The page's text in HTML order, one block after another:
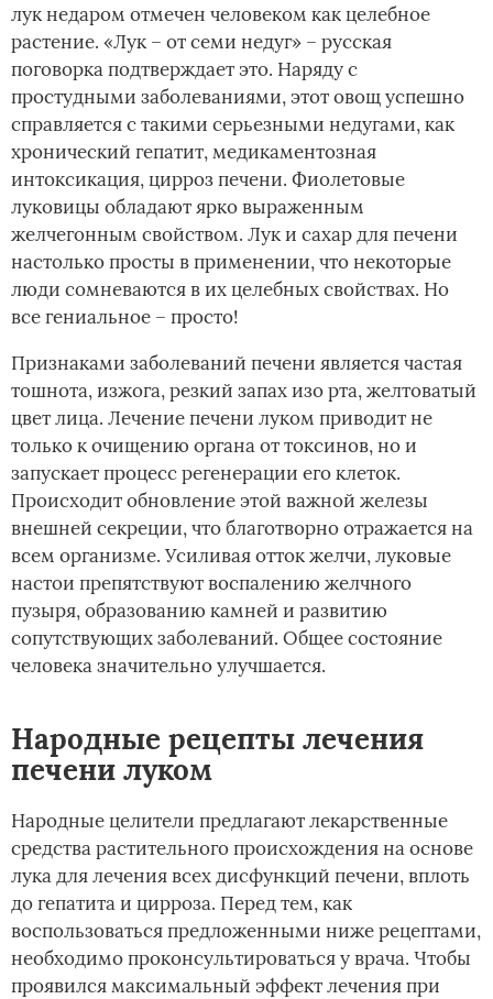
лук недаром отмечен человеком как целебное
растение. «Лук – от семи недуг» – русская
поговорка подтверждает это. Наряду с
простудными заболеваниями, этот овощ успешно
справляется с такими серьезными недугами, как
хронический гепатит, медикаментозная
интоксикация, цирроз печени. Фиолетовые
луковицы обладают ярко выраженным
желчегонным свойством. Лук и сахар для печени
настолько просты в применении, что некоторые
люди сомневаются в их целебных свойствах. Но
все гениальное – просто!
Признаками заболеваний печени является частая
тошнота, изжога, резкий запах изо рта, желтоватый
цвет лица. Лечение печени луком приводит не
только к очищению органа от токсинов, но и
запускает процесс регенерации его клеток.
Происходит обновление этой важной железы
внешней секреции, что благотворно отражается на
всем организме. Усиливая отток желчи, луковые
настои препятствуют воспалению желчного
пузыря, образованию камней и развитию
сопутствующих заболеваний. Общее состояние
человека значительно улучшается.
Народные рецепты лечения
печени луком
Народные целители предлагают лекарственные
средства растительного происхождения на основе
лука для лечения всех дисфункций печени, вплоть
до гепатита и цирроза. Перед тем, как
воспользоваться предложенными ниже рецептами,
необходимо проконсультироваться у врача. Чтобы
проявился максимальный эффект лечения при